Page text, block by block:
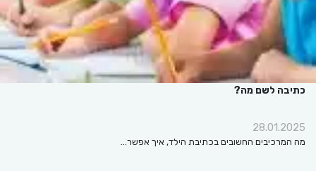
כתיבה לשם מה?
28.01.2025
מה המרכיבים החשובים בכתיבת הילד, איך אפשר…